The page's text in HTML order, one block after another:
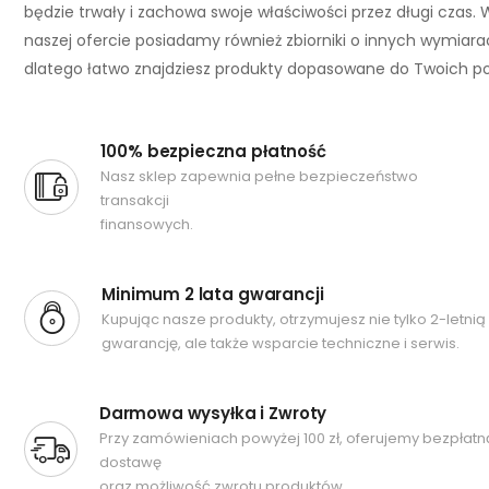
będzie trwały i zachowa swoje właściwości przez długi czas.
naszej ofercie posiadamy również zbiorniki o innych
dlatego łatwo znajdziesz produkty dopasowane do Twoich
100% bezpieczna płatność
Nasz sklep zapewnia pełne bezpieczeństwo
transakcji
finansowych.
Minimum 2 lata gwarancji
Kupując nasze produkty, otrzymujesz nie tylko 2-letnią
gwarancję, ale także wsparcie techniczne i serwis.
Darmowa wysyłka i Zwroty
Przy zamówieniach powyżej 100 zł, oferujemy
dostawę